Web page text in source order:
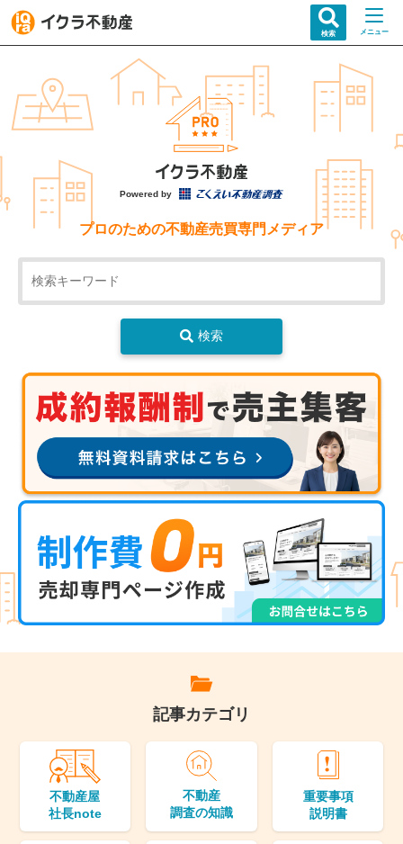
検索 メニュー
Powered by
プロのための不動産売買専門メディア
検索
記事カテゴリ
不動産屋
社長note
不動産
調査の知識
重要事項
説明書